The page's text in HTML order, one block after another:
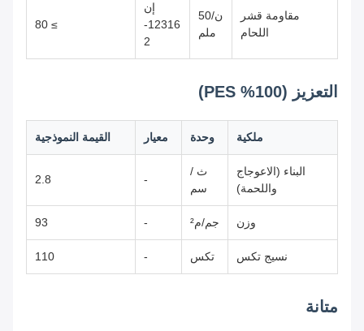
مقاومة قشر
اللحام
ن/50
ملم
إن
12316-
2
≥ 80
التعزيز (100% PES)
ملكية وحدة معيار القيمة النموذجية
البناء (الاعوجاج
واللحمة)
ث /
سم
-
2.8
وزن جم/م² -
93
نسيج تكس تكس -
110
متانة